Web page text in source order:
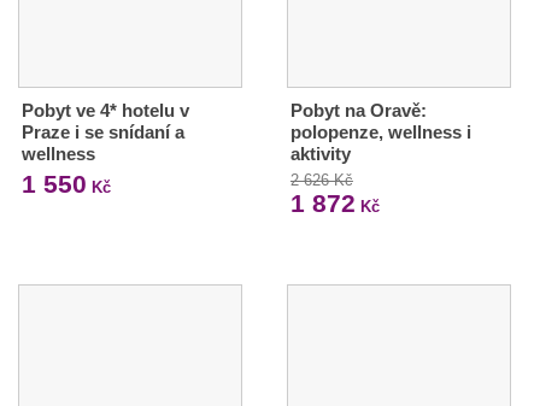
Pobyt ve 4* hotelu v
Praze i se snídaní a
wellness
1 550 Kč
Pobyt na Oravě:
polopenze, wellness i
aktivity
2 626 Kč
1 872 Kč